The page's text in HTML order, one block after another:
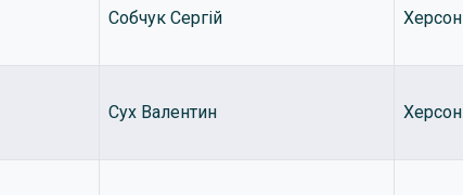
Собчук Сергій Херсон
Сух Валентин Херсон